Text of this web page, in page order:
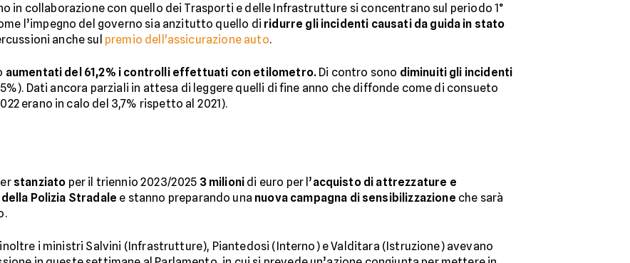
in collaborazione con quello dei Trasporti e delle Infrastrutture si concentrano sul periodo 1°
l’impegno del governo sia anzitutto quello di ridurre gli incidenti causati da guida in stato
anche sul premio dell'assicurazione auto.
aumentati del 61,2% i controlli effettuati con etilometro. Di contro sono diminuiti gli incidenti
Dati ancora parziali in attesa di leggere quelli di fine anno che diffonde come di consueto
erano in calo del 3,7% rispetto al 2021).
stanziato per il triennio 2023/2025 3 milioni di euro per l’acquisto di attrezzature e
Polizia Stradale e stanno preparando una nuova campagna di sensibilizzazione che sarà
i ministri Salvini (Infrastrutture), Piantedosi (Interno) e Valditara (Istruzione) avevano